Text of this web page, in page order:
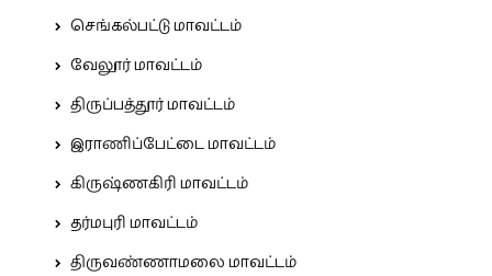
செங்கல்பட்டு மாவட்டம்
வேலூர் மாவட்டம்
திருப்பத்தூர் மாவட்டம்
இராணிப்பேட்டை மாவட்டம்
கிருஷ்ணகிரி மாவட்டம்
தர்மபுரி மாவட்டம்
திருவண்ணாமலை மாவட்டம்